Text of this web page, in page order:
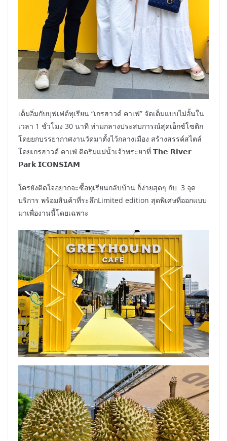
เต็มอิ่มกับบุฟเฟต์ทุเรียน “เกรฮาวด์ คาเฟ่” จัดเต็มแบบไม่อั้นใน
เวลา 1 ชั่วโมง 30 นาที ท่ามกลางประสบการณ์สุดเอ็กซ์โซติก
โดยยกบรรยากาศงานวัดมาตั้งไว้กลางเมือง สร้างสรรค์สไตล์
โดยเกรฮาวด์ คาเฟ่ ติดริมแม่น้ำเจ้าพระยาที่ 𝗧𝗵𝗲 𝗥𝗶𝘃𝗲𝗿
𝗣𝗮𝗿𝗸 𝗜𝗖𝗢𝗡𝗦𝗜𝗔𝗠
ใครยังติดใจอยากจะซื้อทุเรียนกลับบ้าน ก็ง่ายสุดๆ กับ 3 จุด
บริการ พร้อมสินค้าที่ระลึกLimited edition สุดพิเศษที่ออกแบบ
มาเพื่องานนี้โดยเฉพาะ